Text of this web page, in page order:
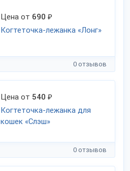
Цена от 690 ₽
Когтеточка-лежанка «Лонг»
0 отзывов
Цена от 540 ₽
Когтеточка-лежанка для
кошек «Слэш»
0 отзывов